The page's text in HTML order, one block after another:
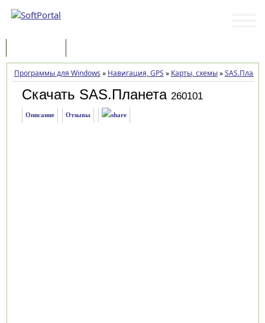
Программы для Windows » Навигация, GPS » Карты, схемы»
Скачать SAS.Планета 260101
Описание Отзывы